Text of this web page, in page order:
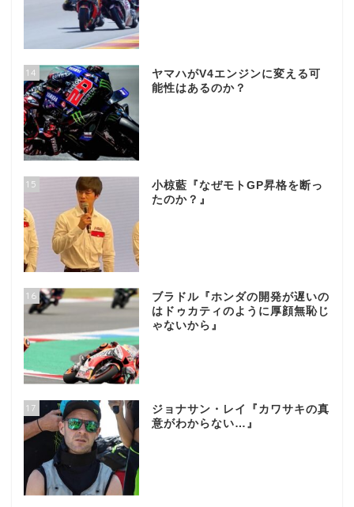
14
ヤマハがV4エンジンに変える可
能性はあるのか？
15
小椋藍『なぜモトGP昇格を断っ
たのか？』
16
ブラドル『ホンダの開発が遅いの
はドゥカティのように厚顔無恥じ
ゃないから』
17
ジョナサン・レイ『カワサキの真
意がわからない…』